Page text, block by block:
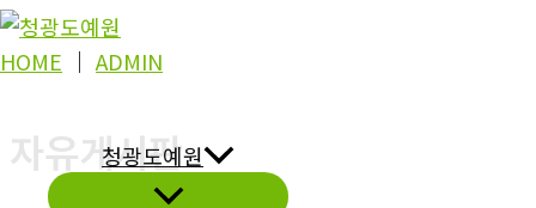
콘
텐
건
HOME │ ADMIN
청광도예원
자유게시판